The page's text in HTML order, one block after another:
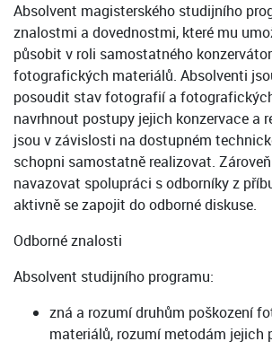
Absolvent magisterského studijního
znalostmi a dovednostmi, které mu
působit v roli samostatného
fotografických materiálů. Absolventi
posoudit stav fotografií a
navrhnout postupy jejich konzervace a
jsou v závislosti na dostupném
schopni samostatně realizovat.
navazovat spolupráci s odborníky z
aktivně se zapojit do odborné diskuse.
Odborné znalosti
Absolvent studijního programu:
zná a rozumí druhům poškození
materiálů, rozumí metodám jejich